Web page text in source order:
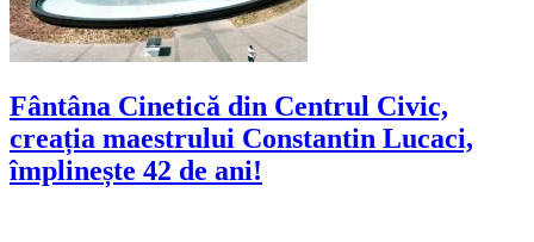
Fântâna Cinetică din Centrul Civic,
creația maestrului Constantin Lucaci,
împlinește 42 de ani!